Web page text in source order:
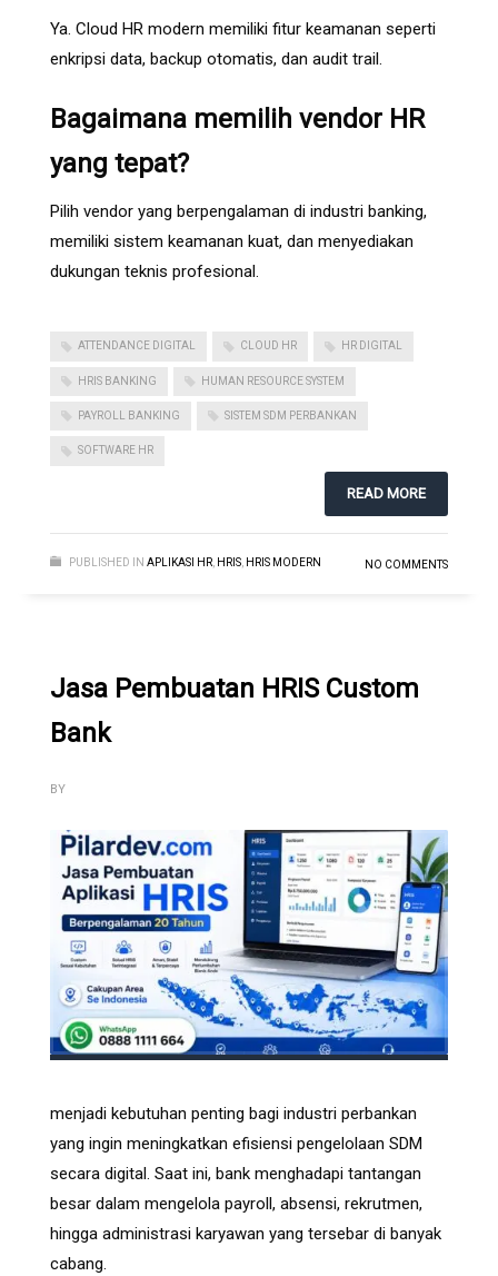
Ya. Cloud HR modern memiliki fitur keamanan seperti
enkripsi data, backup otomatis, dan audit trail.
Bagaimana memilih vendor HR
yang tepat?
Pilih vendor yang berpengalaman di industri banking,
memiliki sistem keamanan kuat, dan menyediakan
dukungan teknis profesional.
ATTENDANCE DIGITAL CLOUD HR HR DIGITAL
HRIS BANKING HUMAN RESOURCE SYSTEM
PAYROLL BANKING SISTEM SDM PERBANKAN
SOFTWARE HR
READ MORE
PUBLISHED IN APLIKASI HR HRIS HRIS MODERN NO COMMENTS
Jasa Pembuatan HRIS Custom
Bank
BY
menjadi kebutuhan penting bagi industri perbankan
yang ingin meningkatkan efisiensi pengelolaan SDM
secara digital. Saat ini, bank menghadapi tantangan
besar dalam mengelola payroll, absensi, rekrutmen,
hingga administrasi karyawan yang tersebar di banyak
cabang.